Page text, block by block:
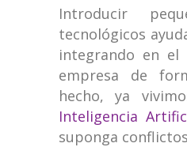
Introducir
tecnológicos
integrando en
empresa de
hecho, ya
Inteligencia
suponga